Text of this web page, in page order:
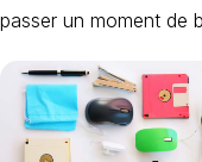
passer un moment de